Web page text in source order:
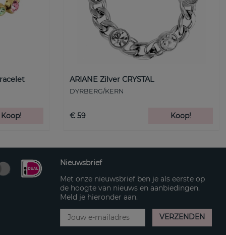
Koop!
ARIANE Zilver CRYSTAL
DYRBERG/KERN
€ 59 Koop!
Nieuwsbrief
Met onze nieuwsbrief ben je als eerste op
de hoogte van nieuws en aanbiedingen.
Meld je hieronder aan.
VERZENDEN